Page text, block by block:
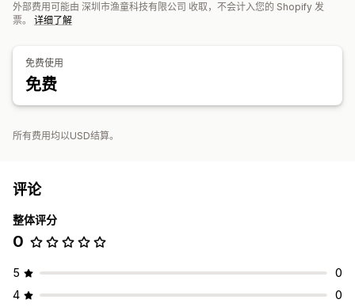
会计和财务
外部费用可能由 深圳市渔童科技有限公司 收取，不会计入您的 Shopify 发
票。 详细了解
免费使用
免费
所有费用均以USD结算。
评论
整体评分
0
5
0
4
0